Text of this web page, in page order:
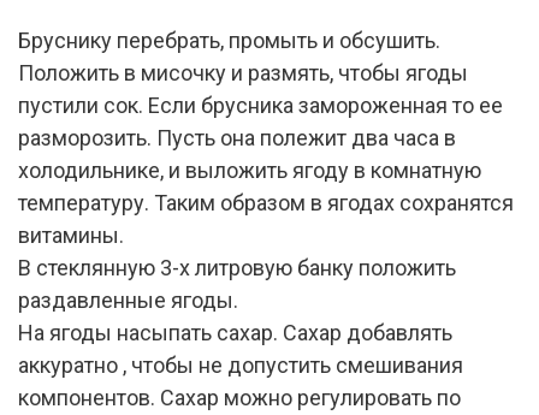
Бруснику перебрать, промыть и обсушить.
Положить в мисочку и размять, чтобы ягоды
пустили сок. Если брусника замороженная то ее
разморозить. Пусть она полежит два часа в
холодильнике, и выложить ягоду в комнатную
температуру. Таким образом в ягодах сохранятся
витамины.
В стеклянную 3-х литровую банку положить
раздавленные ягоды.
На ягоды насыпать сахар. Сахар добавлять
аккуратно , чтобы не допустить смешивания
компонентов. Сахар можно регулировать по